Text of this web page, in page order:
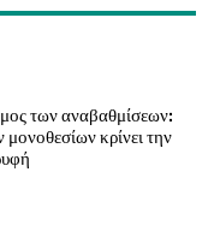
των αναβαθμίσεων:
κρίνει την